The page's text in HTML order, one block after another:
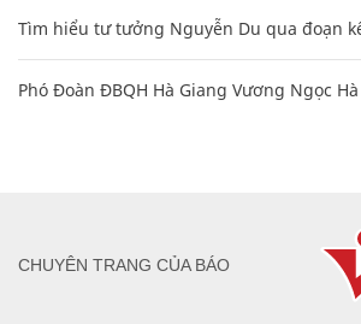
Tìm hiểu tư tưởng Nguyễn Du qua đoạn
Phó Đoàn ĐBQH Hà Giang Vương Ngọc
CHUYÊN TRANG CỦA BÁO